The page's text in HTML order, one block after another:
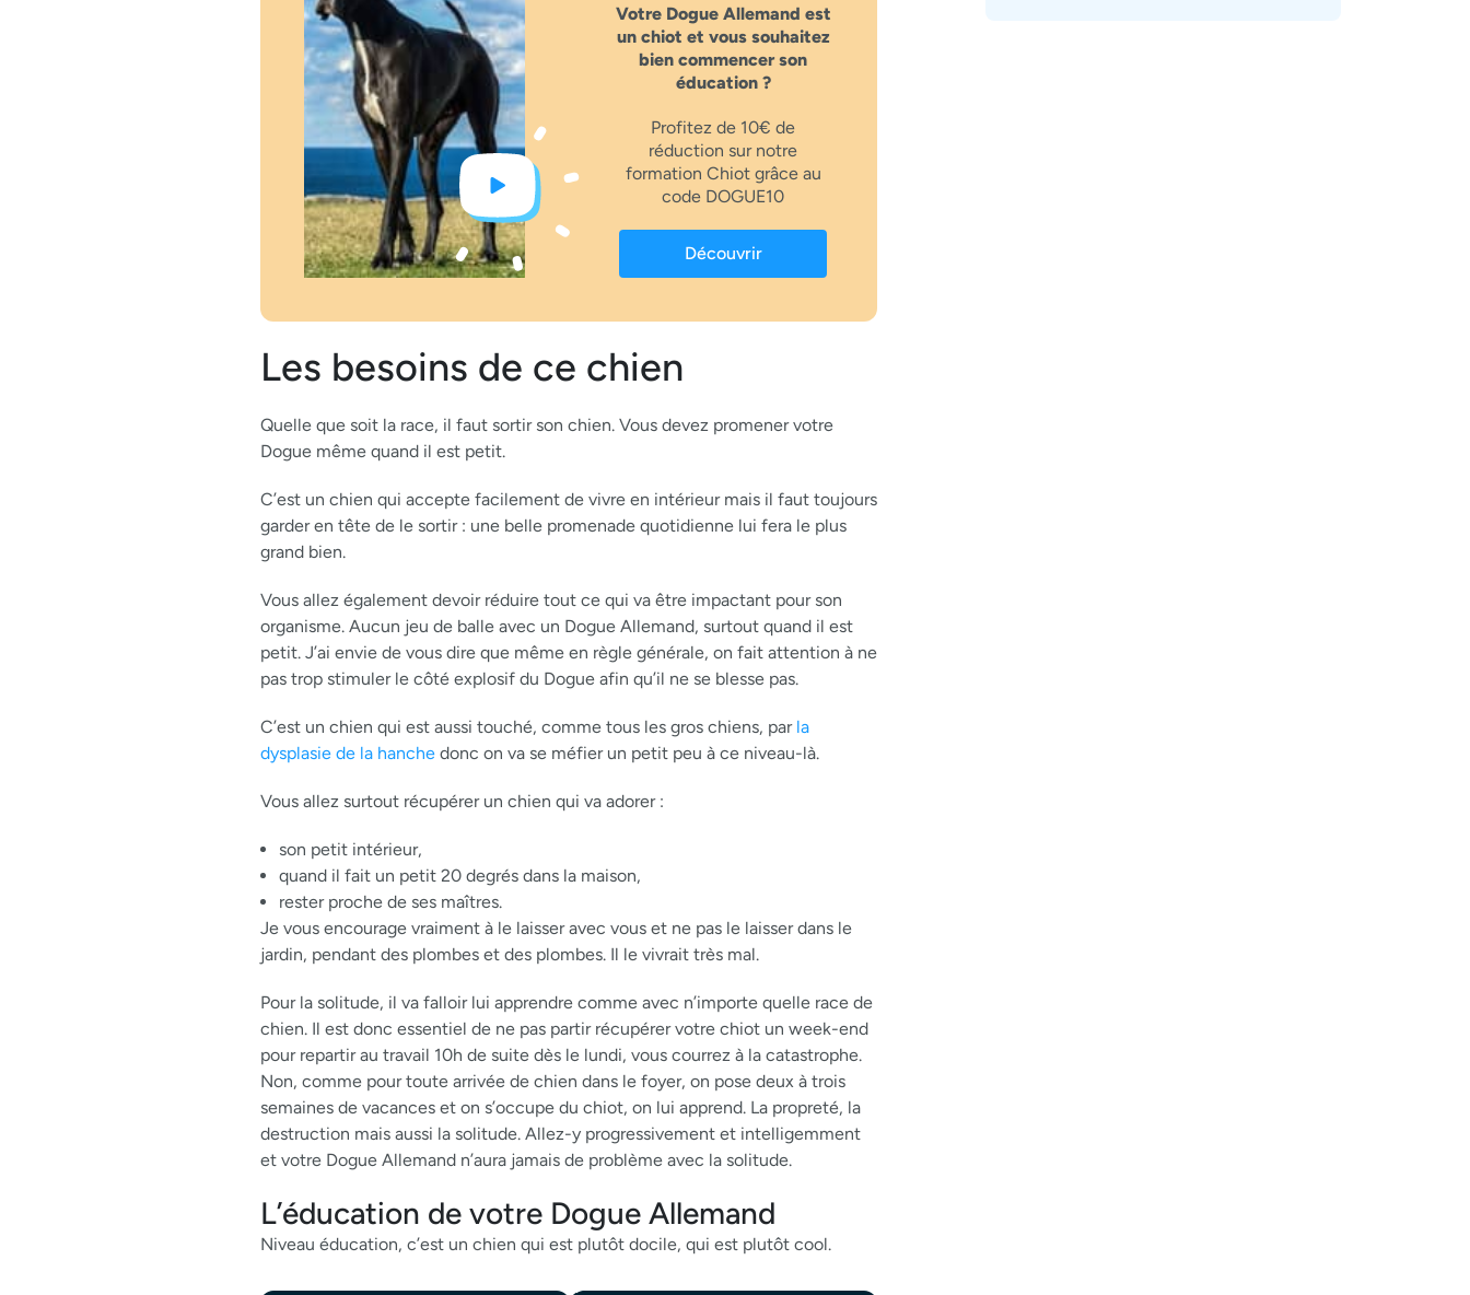
Votre Dogue Allemand est
un chiot et vous souhaitez
bien commencer son
éducation ?
Profitez de 10€ de
réduction sur notre
formation Chiot grâce au
code DOGUE10
Découvrir
Les besoins de ce chien
Quelle que soit la race, il faut sortir son chien. Vous devez promener votre
Dogue même quand il est petit.
C’est un chien qui accepte facilement de vivre en intérieur mais il faut toujours
garder en tête de le sortir : une belle promenade quotidienne lui fera le plus
grand bien.
Vous allez également devoir réduire tout ce qui va être impactant pour son
organisme. Aucun jeu de balle avec un Dogue Allemand, surtout quand il est
petit. J’ai envie de vous dire que même en règle générale, on fait attention à ne
pas trop stimuler le côté explosif du Dogue afin qu’il ne se blesse pas.
C’est un chien qui est aussi touché, comme tous les gros chiens, par la
dysplasie de la hanche donc on va se méfier un petit peu à ce niveau-là.
Vous allez surtout récupérer un chien qui va adorer :
son petit intérieur,
quand il fait un petit 20 degrés dans la maison,
rester proche de ses maîtres.
Je vous encourage vraiment à le laisser avec vous et ne pas le laisser dans le
jardin, pendant des plombes et des plombes. Il le vivrait très mal.
Pour la solitude, il va falloir lui apprendre comme avec n’importe quelle race de
chien. Il est donc essentiel de ne pas partir récupérer votre chiot un week-end
pour repartir au travail 10h de suite dès le lundi, vous courrez à la catastrophe.
Non, comme pour toute arrivée de chien dans le foyer, on pose deux à trois
semaines de vacances et on s’occupe du chiot, on lui apprend. La propreté, la
destruction mais aussi la solitude. Allez-y progressivement et intelligemment
et votre Dogue Allemand n’aura jamais de problème avec la solitude.
L’éducation de votre Dogue Allemand
Niveau éducation, c’est un chien qui est plutôt docile, qui est plutôt cool.